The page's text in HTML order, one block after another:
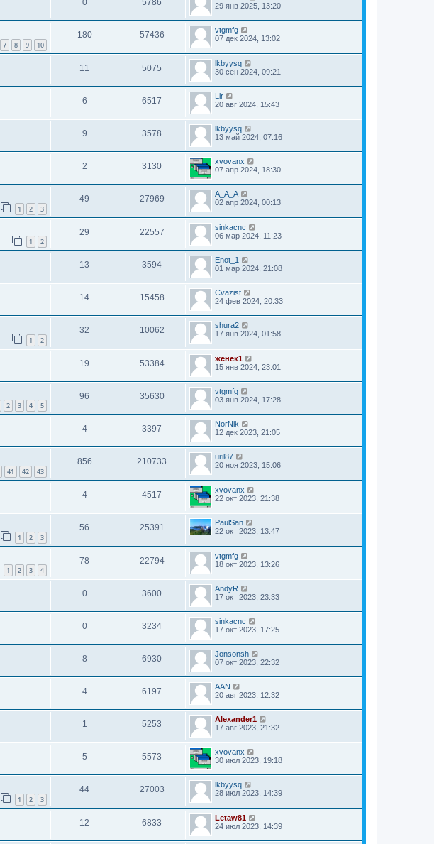
0 5786
29 янв 2025, 13:20
7 8 9 10
180 57436
vtgmfg
07 дек 2024, 13:02
11 5075
lkbyysq
30 сен 2024, 09:21
6 6517
Lir
20 авг 2024, 15:43
9 3578
lkbyysq
13 май 2024, 07:16
2 3130
xvovanx
07 апр 2024, 18:30
1 2 3
49 27969
A_A_A
02 апр 2024, 00:13
1 2
29 22557
sinkacnc
06 мар 2024, 11:23
13 3594
Enot_1
01 мар 2024, 21:08
14 15458
Cvazist
24 фев 2024, 20:33
1 2
32 10062
shura2
17 янв 2024, 01:58
19 53384
женек1
15 янв 2024, 23:01
2 3 4 5
96 35630
vtgmfg
03 янв 2024, 17:28
4 3397
NorNik
12 дек 2023, 21:05
41 42 43
856 210733
uril87
20 ноя 2023, 15:06
4 4517
xvovanx
22 окт 2023, 21:38
1 2 3
56 25391
PaulSan
22 окт 2023, 13:47
1 2 3 4
78 22794
vtgmfg
18 окт 2023, 13:26
0 3600
AndyR
17 окт 2023, 23:33
0 3234
sinkacnc
17 окт 2023, 17:25
8 6930
Jonsonsh
07 окт 2023, 22:32
4 6197
AAN
20 авг 2023, 12:32
1 5253
Alexander1
17 авг 2023, 21:32
5 5573
xvovanx
30 июл 2023, 19:18
1 2 3
44 27003
lkbyysq
28 июл 2023, 14:39
12 6833
Letaw81
24 июл 2023, 14:39